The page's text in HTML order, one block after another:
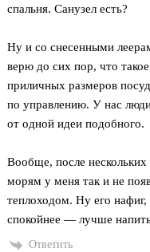
спальня. Санузел есть?
Ну и со снесенными
верю до сих пор, что
приличных размеров
по управлению. У нас
от одной идеи подобного.
Вообще, после
морям у меня так и не
теплоходом. Ну его
спокойнее — лучше
Ответить